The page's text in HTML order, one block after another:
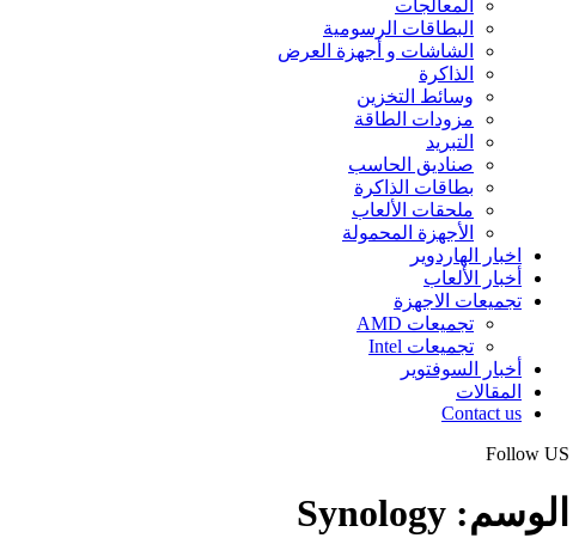
المعالجات
البطاقات الرسومية
الشاشات و أجهزة العرض
الذاكرة
وسائط التخزين
مزودات الطاقة
التبريد
صناديق الحاسب
بطاقات الذاكرة
ملحقات الألعاب
الأجهزة المحمولة
اخبار الهاردوير
أخبار الألعاب
تجميعات الاجهزة
تجميعات AMD
تجميعات Intel
أخبار السوفتوير
المقالات
Contact us
Follow US
الوسم: Synology